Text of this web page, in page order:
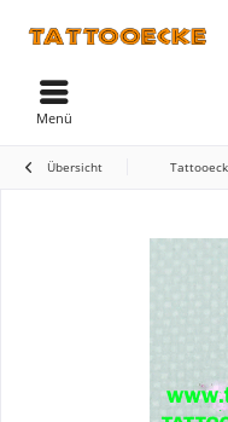
Menü
Übersicht